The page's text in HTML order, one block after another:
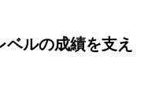
ルの成績を支え